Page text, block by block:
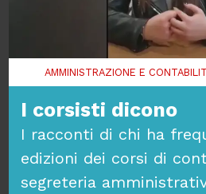
AMMINISTRAZIONE E
I corsisti dicono
I racconti di chi ha
edizioni dei corsi di
segreteria